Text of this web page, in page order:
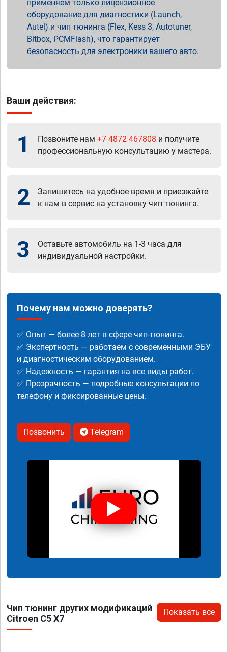
применяем только лицензионное
оборудование для диагностики (Launch,
Autel) и чип тюнинга (Flex, Kess 3, Autotuner,
Bitbox, PCMFlash), что гарантирует
безопасность для электроники вашего авто.
Ваши действия:
1 Позвоните нам +7 4872 467808 и получите
профессиональную консультацию у мастера.
2
Запишитесь на удобное время и приезжайте
к нам в сервис на установку чип тюнинга.
3
Оставьте автомобиль на 1-3 часа для
индивидуальной настройки.
Почему нам можно доверять?
✅ Опыт — более 8 лет в сфере чип-тюнинга.
✅ Экспертность — работаем с современными ЭБУ
и диагностическим оборудованием.
✅ Надежность — гарантия на все виды работ.
✅ Прозрачность — подробные консультации по
телефону и фиксированные цены.
Позвонить Telegram
Чип тюнинг других модификаций
Citroen C5 X7
Показать все